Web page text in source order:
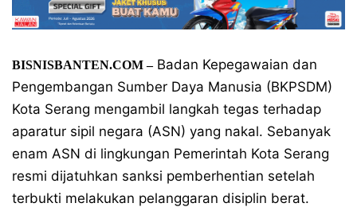
BISNISBANTEN.COM–Badan Kepegawaian dan
Pengembangan Sumber Daya Manusia (BKPSDM)
Kota Serang mengambil langkah tegas terhadap
aparatur sipil negara (ASN) yang nakal. Sebanyak
enam ASN di lingkungan Pemerintah Kota Serang
resmi dijatuhkan sanksi pemberhentian setelah
terbukti melakukan pelanggaran disiplin berat.